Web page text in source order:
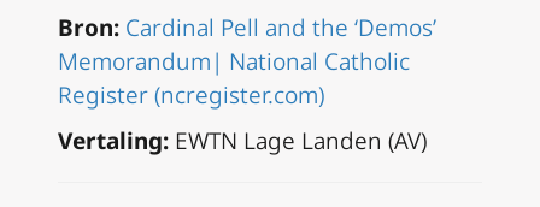
Bron: Cardinal Pell and the ‘Demos’
Memorandum| National Catholic
Register (ncregister.com)
Vertaling: EWTN Lage Landen (AV)